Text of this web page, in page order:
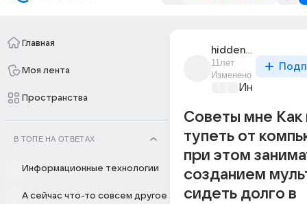
Главная
Моя лента
Пространства
В ТОПЕ НА ОТВЕТАХ
Информационные технологии
А сейчас что-то совсем другое
hidden_mirage
11лет
Изменено
Советы мне Как
тупеть от
при этом
созданием
сидеть долго в